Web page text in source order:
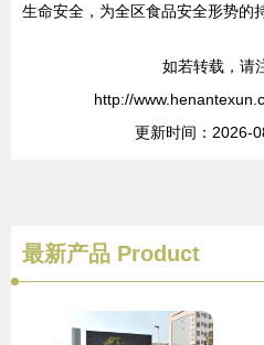
生命安全，为全区食品安全形势的
如若转载，请
http://
更新时间：2026-
最新产品 Product